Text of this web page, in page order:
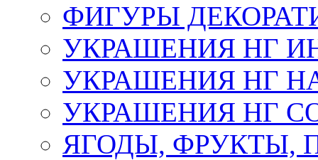
ФИГУРЫ
УКРАШЕНИЯ НГ
УКРАШЕНИЯ НГ
УКРАШЕНИЯ НГ
ЯГОДЫ, ФРУКТЫ,